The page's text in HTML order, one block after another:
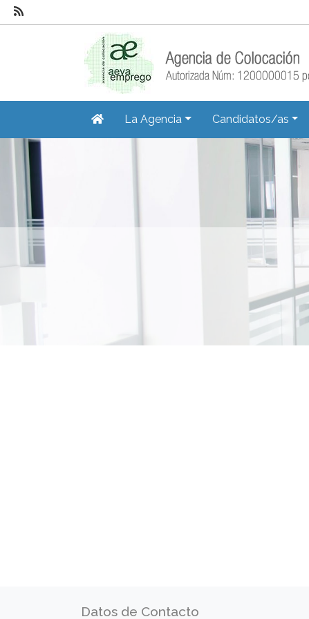
La Agencia Candidatos/as
Datos de Contacto